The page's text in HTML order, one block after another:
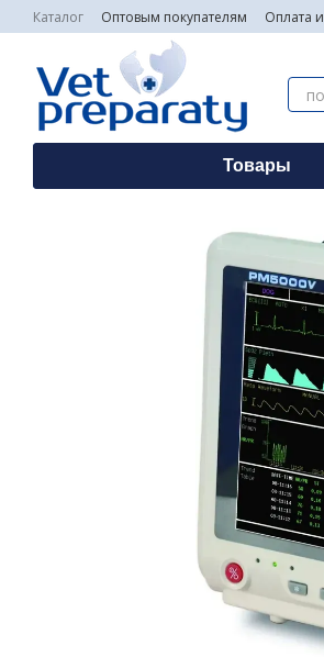
Перейти к основному контенту
Каталог Оптовым покупателям Оплата
Товары